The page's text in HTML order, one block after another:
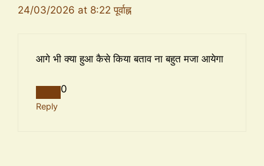
24/03/2026 at 8:22 पूर्वाह्न
आगे भी क्या हुआ कैसे किया बताव ना बहुत मजा आयेगा
0
Reply